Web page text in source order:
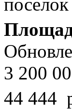
3 200
44 444